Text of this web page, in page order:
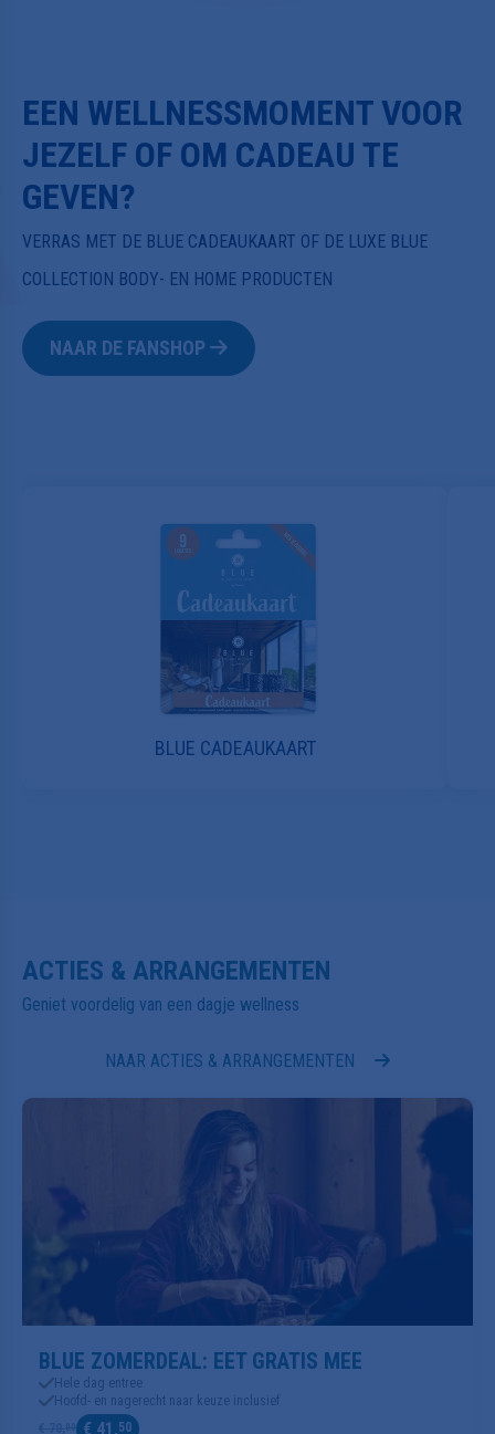
EEN WELLNESSMOMENT VOOR
JEZELF OF OM CADEAU TE
GEVEN?
ACTIES & ARRANGEMENTEN
Geniet voordelig van een dagje wellness
Hele dag entree
Hoofd- en nagerecht naar keuze inclusief
€ 70,
€ 41,50